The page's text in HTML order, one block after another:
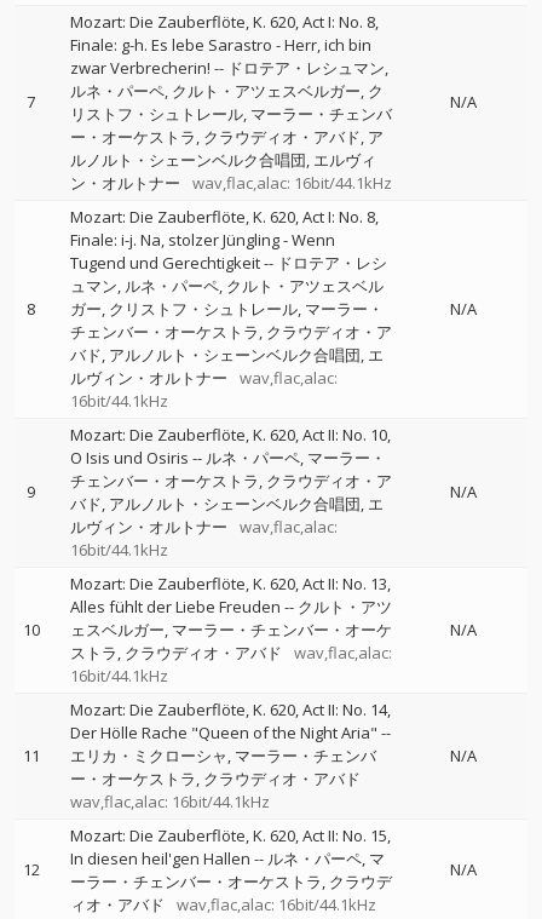
7
Mozart: Die Zauberflöte, K. 620, Act I: No. 8,
Finale: g-h. Es lebe Sarastro - Herr, ich bin
zwar Verbrecherin! -- ドロテア・レシュマン
ルネ・パーペ クルト・アツェスベルガー ク
リストフ・シュトレール マーラー・チェンバ
ー・オーケストラ クラウディオ・アバド ア
ルノルト・シェーンベルク合唱団 エルヴィ
ン・オルトナー
wav,flac,alac: 16bit/44.1kHz
N/A
8
Mozart: Die Zauberflöte, K. 620, Act I: No. 8,
Finale: i-j. Na, stolzer Jüngling - Wenn
Tugend und Gerechtigkeit-- ドロテア・レシ
ュマン ルネ・パーペ クルト・アツェスベル
ガー クリストフ・シュトレール マーラー・
チェンバー・オーケストラ クラウディオ・ア
バド アルノルト・シェーンベルク合唱団 エ
ルヴィン・オルトナー
wav,flac,alac:
16bit/44.1kHz
N/A
9
Mozart: Die Zauberflöte, K. 620, Act II: No. 10,
O Isis und Osiris -- ルネ・パーペ マーラー・
チェンバー・オーケストラ クラウディオ・ア
バド アルノルト・シェーンベルク合唱団 エ
ルヴィン・オルトナー
wav,flac,alac:
16bit/44.1kHz
N/A
10
Mozart: Die Zauberflöte, K. 620, Act II: No. 13,
Alles fühlt der Liebe Freuden -- クルト・アツ
ェスベルガー マーラー・チェンバー・オーケ
ストラ クラウディオ・アバド
wav,flac,alac:
16bit/44.1kHz
N/A
11
Mozart: Die Zauberflöte, K. 620, Act II: No. 14,
Der Hölle Rache "Queen of the Night Aria" --
エリカ・ミクローシャ マーラー・チェンバ
ー・オーケストラ クラウディオ・アバド
wav,flac,alac: 16bit/44.1kHz
N/A
12
Mozart: Die Zauberflöte, K. 620, Act II: No. 15,
In diesen heil'gen Hallen -- ルネ・パーペ マ
ーラー・チェンバー・オーケストラ クラウデ
ィオ・アバド
wav,flac,alac: 16bit/44.1kHz
N/A